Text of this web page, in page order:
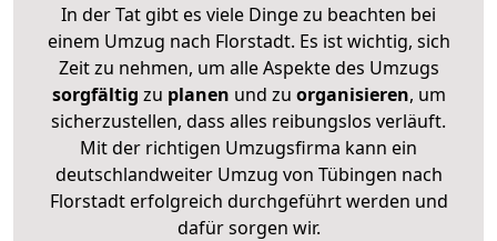
In der Tat gibt es viele Dinge zu beachten bei
einem Umzug nach Florstadt. Es ist wichtig, sich
Zeit zu nehmen, um alle Aspekte des Umzugs
sorgfältig zu planen und zu organisieren, um
sicherzustellen, dass alles reibungslos verläuft.
Mit der richtigen Umzugsfirma kann ein
deutschlandweiter Umzug von Tübingen nach
Florstadt erfolgreich durchgeführt werden und
dafür sorgen wir.